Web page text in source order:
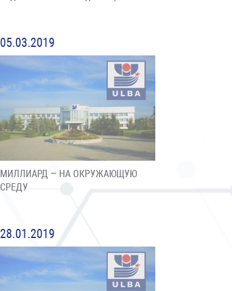
05.03.2019
МИЛЛИАРД – НА ОКРУЖАЮЩУЮ
СРЕДУ
28.01.2019